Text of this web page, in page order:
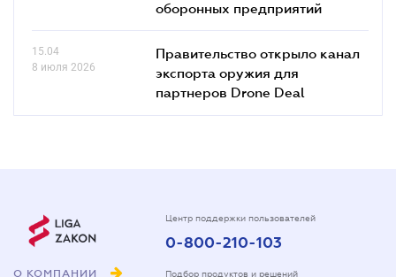
оборонных предприятий
15.04
8 июля 2026
Правительство открыло канал
экспорта оружия для
партнеров Drone Deal
О КОМПАНИИ
Центр поддержки пользователей
0-800-210-103
Подбор продуктов и решений